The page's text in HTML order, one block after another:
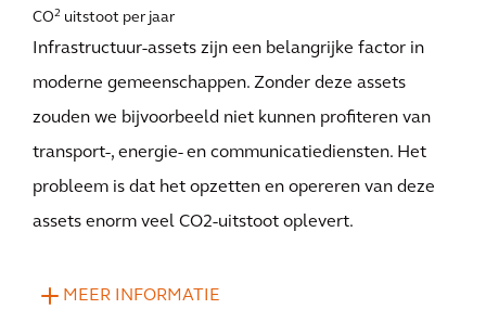
CO2 uitstoot per jaar
Infrastructuur-assets zijn een belangrijke factor in
moderne gemeenschappen. Zonder deze assets
zouden we bijvoorbeeld niet kunnen profiteren van
transport-, energie- en communicatiediensten. Het
probleem is dat het opzetten en opereren van deze
assets enorm veel CO2-uitstoot oplevert.
MEER INFORMATIE